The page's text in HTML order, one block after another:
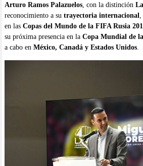
Arturo Ramos Palazuelos, con la distinción
reconocimiento a su trayectoria internacional
en las Copas del Mundo de la FIFA Rusia
su próxima presencia en la Copa Mundial de
a cabo en México, Canadá y Estados Unidos.